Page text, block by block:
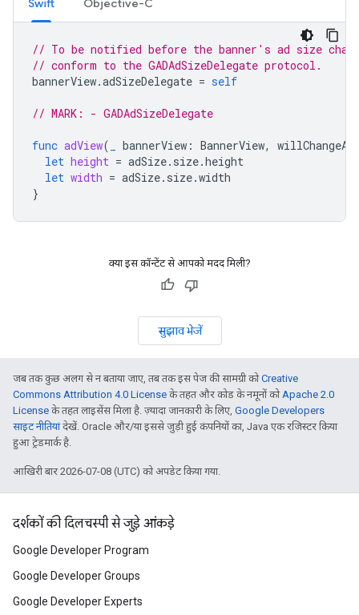
Swift Objective-C
// To be notified before the banner's ad size
// conform to the GADAdSizeDelegate protocol.
bannerView.adSizeDelegate = self
// MARK: - GADAdSizeDelegate
func adView( bannerView : BannerView,
let height = adSize. size.height
let width = adSize. size.width
}
क्या इस कॉन्टेंट से आपको मदद मिली?
सुझाव भेजें
जब तक कुछ अलग से न बताया जाए, तब तक इस पेज की सामग्री कोCreative
Commons Attribution 4.0 License के तहत और कोड के नमूनों कोApache 2.0
License के तहत लाइसेंस मिला है. ज़्यादा जानकारी के लिए, Google Developers
साइट नीतियांदेखें. Oracle और/या इससे जुड़ी हुई कंपनियों का, Java एक रजिस्टर किया
हुआ ट्रेडमार्क है.
आखिरी बार 2026-07-08 (UTC) को अपडेट किया गया.
दर्शकों की दिलचस्पी से जुड़े आंकड़े
Google Developer Program
Google Developer Groups
Google Developer Experts